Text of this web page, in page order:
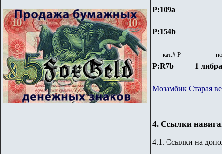
P:109a
P:154b
кат.# Р
P:R7b 1 либра
Мозамбик Старая
4. Ссылки
4.1. Ссылки на